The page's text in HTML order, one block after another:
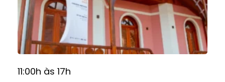
11:00h às 17h